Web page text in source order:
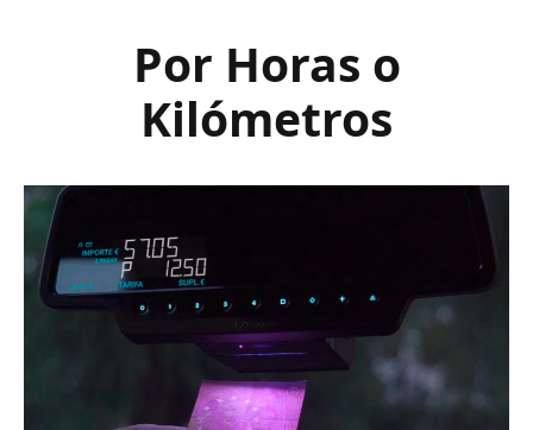
Por Horas o
Kilómetros